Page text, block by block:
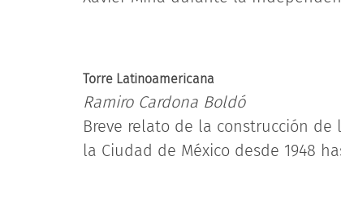
Torre Latinoamericana
Ramiro Cardona Boldó
Breve relato de la construcción
la Ciudad de México desde 1948